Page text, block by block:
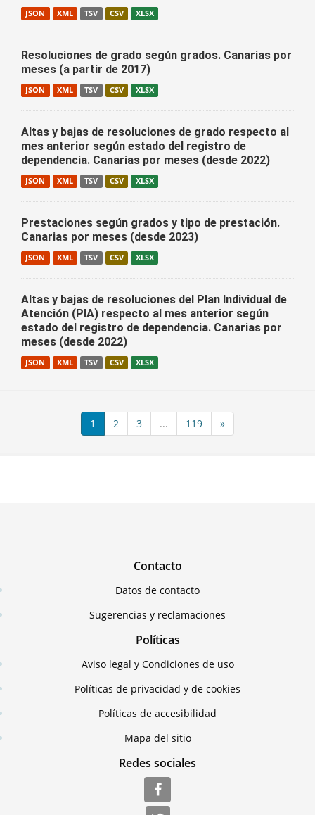
JSON XML TSV CSV XLSX
Resoluciones de grado según grados. Canarias por
meses (a partir de 2017)
JSON XML TSV CSV XLSX
Altas y bajas de resoluciones de grado respecto al
mes anterior según estado del registro de
dependencia. Canarias por meses (desde 2022)
JSON XML TSV CSV XLSX
Prestaciones según grados y tipo de prestación.
Canarias por meses (desde 2023)
JSON XML TSV CSV XLSX
Altas y bajas de resoluciones del Plan Individual de
Atención (PIA) respecto al mes anterior según
estado del registro de dependencia. Canarias por
meses (desde 2022)
JSON XML TSV CSV XLSX
1 2 3 ... 119 »
Contacto
Datos de contacto
Sugerencias y reclamaciones
Políticas
Aviso legal y Condiciones de uso
Políticas de privacidad y de cookies
Políticas de accesibilidad
Mapa del sitio
Redes sociales